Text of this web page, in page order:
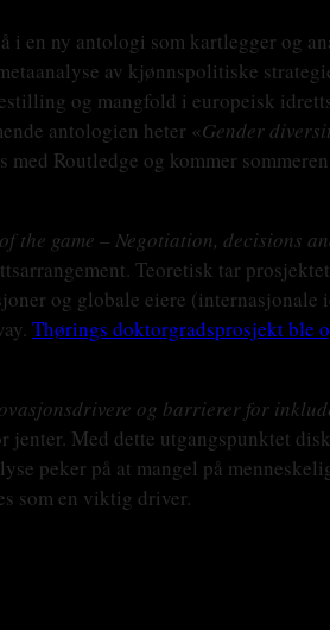
i en ny antologi som kartlegger og
av kjønnspolitiske
og mangfold i europeisk
antologien heter «Gender
Routledge og kommer
the game – Negotiation, decisions
Teoretisk tar
og globale eiere
Thørings doktorgradsprosjekt ble
og barrierer for
Med dette utgangspunktet
peker på at mangel på
som en viktig driver.